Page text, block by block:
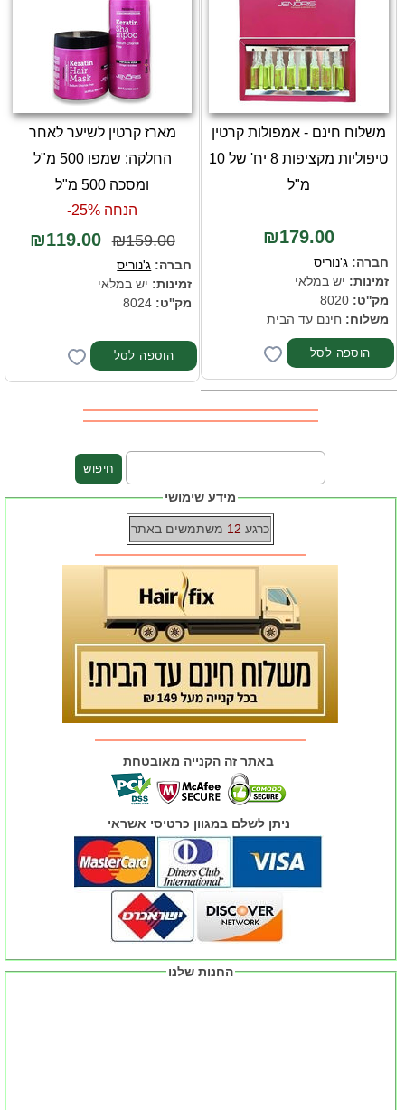
משלוח חינם - אמפולות קרטין
טיפוליות מקציפות 8 יח' של 10
מ"ל
₪179.00
חברה:ג'נוריס
זמינות: יש במלאי
מק''ט: 8020
משלוח: חינם עד הבית
מארז קרטין לשיער לאחר
החלקה: שמפו 500 מ"ל
ומסכה 500 מ"ל
הנחה 25%-
₪159.00
₪119.00
חברה: ג'נוריס
זמינות: יש במלאי
מק''ט:
מידע שימושי
כרגע 12 משתמשים באתר
החנות שלנו